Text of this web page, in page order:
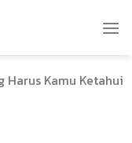
Harus Kamu Ketahui